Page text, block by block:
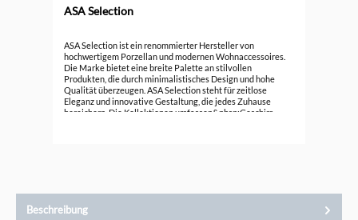
ASA Selection
ASA Selection ist ein renommierter Hersteller von
hochwertigem Porzellan und modernen Wohnaccessoires.
Die Marke bietet eine breite Palette an stilvollen
Produkten, die durch minimalistisches Design und hohe
Qualität überzeugen. ASA Selection steht für zeitlose
Eleganz und innovative Gestaltung, die jedes Zuhause
bereichern. Die Kollektionen umfassen&nbsp;Geschirr,
Grenzhausen, shop@asa-selection.com
Beschreibung